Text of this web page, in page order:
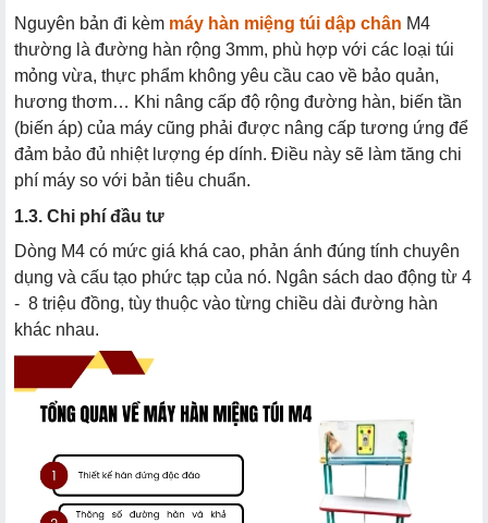
Nguyên bản đi kèm máy hàn miệng túi dập chân M4
thường là đường hàn rộng 3mm, phù hợp với các loại túi
mỏng vừa, thực phẩm không yêu cầu cao về bảo quản,
hương thơm… Khi nâng cấp độ rộng đường hàn, biến tần
(biến áp) của máy cũng phải được nâng cấp tương ứng để
đảm bảo đủ nhiệt lượng ép dính. Điều này sẽ làm tăng chi
phí máy so với bản tiêu chuẩn.
1.3. Chi phí đầu tư
Dòng M4 có mức giá khá cao, phản ánh đúng tính chuyên
dụng và cấu tạo phức tạp của nó. Ngân sách dao động từ 4
- 8 triệu đồng, tùy thuộc vào từng chiều dài đường hàn
khác nhau.